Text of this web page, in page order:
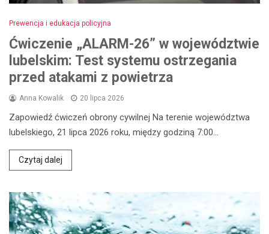
Prewencja i edukacja policyjna
Ćwiczenie „ALARM-26” w województwie
lubelskim: Test systemu ostrzegania
przed atakami z powietrza
Anna Kowalik 20 lipca 2026
Zapowiedź ćwiczeń obrony cywilnej Na terenie województwa
lubelskiego, 21 lipca 2026 roku, między godziną 7:00…
Czytaj dalej